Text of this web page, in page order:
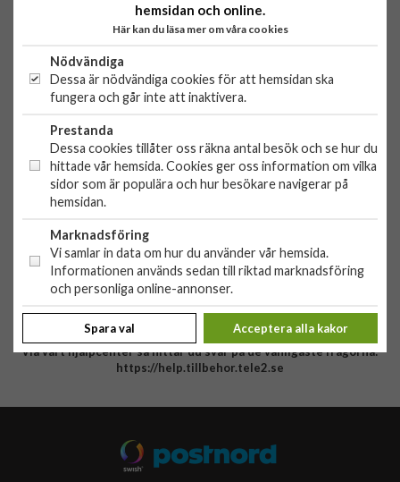
Tele2 by SkalHuset
15242 Södertälje
Org. nr: 556881-9238
HANDLA
Outlet
Nyheter
Varumärken
Specialkategorier
Kundservice
90 dagars öppet köp
Köpevillkor
Retur
ÖVRIGT
Om oss
Om cookies
Integritetspolicy
Via vårt hjälpcenter så hittar du svar på de vanligaste frågorna:
https://help.tillbehor.tele2.se
hemsidan och online.
Här kan du läsa mer om våra cookies
Nödvändiga
Dessa är nödvändiga cookies för att hemsidan ska
fungera och går inte att inaktivera.
Prestanda
Dessa cookies tillåter oss räkna antal besök och se hur du
hittade vår hemsida. Cookies ger oss information om vilka
sidor som är populära och hur besökare navigerar på
hemsidan.
Marknadsföring
Vi samlar in data om hur du använder vår hemsida.
Informationen används sedan till riktad marknadsföring
och personliga online-annonser.
Spara val Acceptera alla kakor